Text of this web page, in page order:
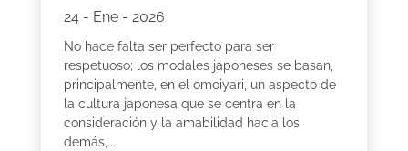
24 - Ene - 2026
No hace falta ser perfecto para ser
respetuoso; los modales japoneses se basan,
principalmente, en el omoiyari, un aspecto de
la cultura japonesa que se centra en la
consideración y la amabilidad hacia los
demás,...